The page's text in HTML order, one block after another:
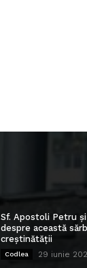
Sf. Apostoli Petru
despre această
creștinătății
Codlea 29 iunie